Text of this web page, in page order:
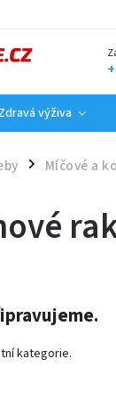
Zdravá výživa
/ Míčové a
kategorie.